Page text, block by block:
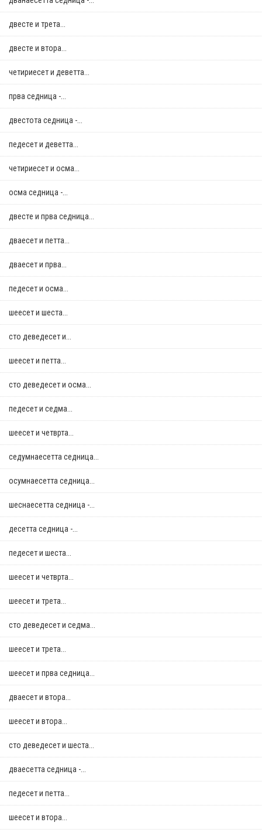
двестe и трета...
двестe и втора...
четириесет и деветта...
прва седница -...
двестота седница -...
педесет и деветта...
четириесет и осма...
осма седница -...
двестe и прва седница...
дваесет и петта...
дваесет и прва...
педесет и осма...
шеесет и шеста...
сто деведесет и...
шеесет и петта...
сто деведесет и осма...
педесет и седма...
шеесет и четврта...
седумнаесетта седница...
осумнaесетта седница...
шеснаесетта седница -...
десетта седница -...
педесет и шеста...
шеесет и четврта...
шеесет и трета...
сто деведесет и седма...
шеесет и трета...
шеесет и прва седница...
дваесет и втора...
шеесет и втора...
сто деведесет и шеста...
дваесетта седница -...
педесет и петта...
шеесет и втора...